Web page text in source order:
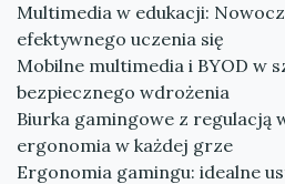
Multimedia w edukacji:
efektywnego uczenia się
Mobilne multimedia i BYOD w
bezpiecznego wdrożenia
Biurka gamingowe z regulacją
ergonomia w każdej grze
Ergonomia gamingu: idealne